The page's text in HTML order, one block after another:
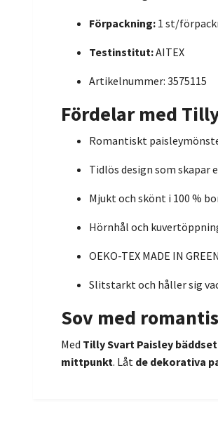
Förpackning: 1 st/
Testinstitut:AITEX
Artikelnummer: 3575115
Fördelar med
Romantiskt
Tidlös design som skapar
Mjukt och skönt i 100 %
Hörnhål och
OEKO-TEX MADE IN
Slitstarkt och håller sig
Sov med
Med Tilly Svart Paisley
mittpunkt. Låt de dekorativa